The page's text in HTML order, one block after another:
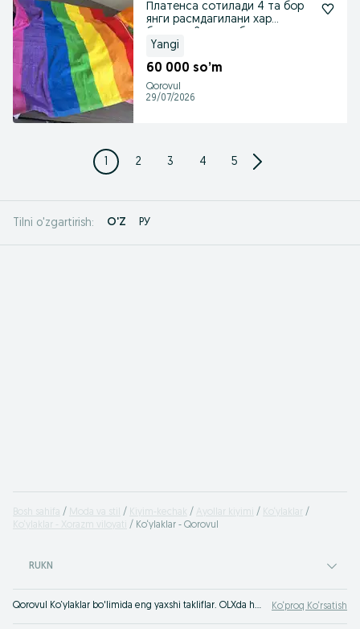
Платенса сотилади 4 та бор
янги расмдагилани хар
Yangi
60 000 so’m
Qorovul
29/07/2026
1 2 3 4 5
Tilni o'zgartirish: O'Z РУ
Bosh sahifa Moda va stil Kiyim-kechak Ayollar kiyimi
Ko‘ylaklar
Ko‘ylaklar - Xorazm viloyati
Ko‘ylaklar - Qorovul
RUKN
Qorovul Ko‘ylaklar bo'limida eng yaxshi takliflar. OLXda hamyonbop narxlarda mahsulot va xizmatlarning katta tanlovi! OLX.uz da ko'plab takliflar! Ko‘proq Ko‘rsatish